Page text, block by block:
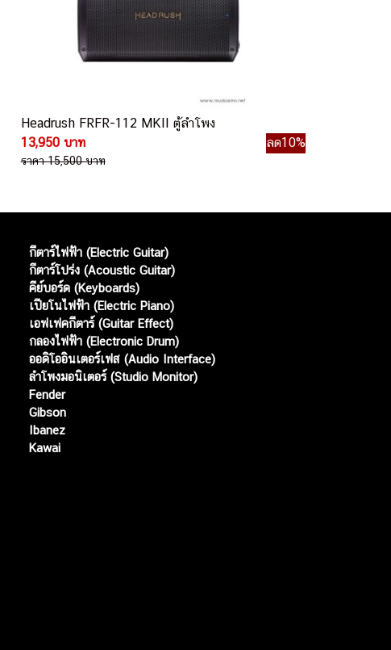
Headrush FRFR-112 MKII ตู้ลำโพง
13,950 บาท
ลด10%
ราคา 15,500 บาท
กีตาร์ไฟฟ้า (Electric Guitar)
กีตาร์โปร่ง (Acoustic Guitar)
คีย์บอร์ด (Keyboards)
เปียโนไฟฟ้า (Electric Piano)
เอฟเฟคกีตาร์ (Guitar Effect)
กลองไฟฟ้า (Electronic Drum)
ออดิโออินเตอร์เฟส (Audio Interface)
ลำโพงมอนิเตอร์ (Studio Monitor)
Fender
Gibson
Ibanez
Kawai